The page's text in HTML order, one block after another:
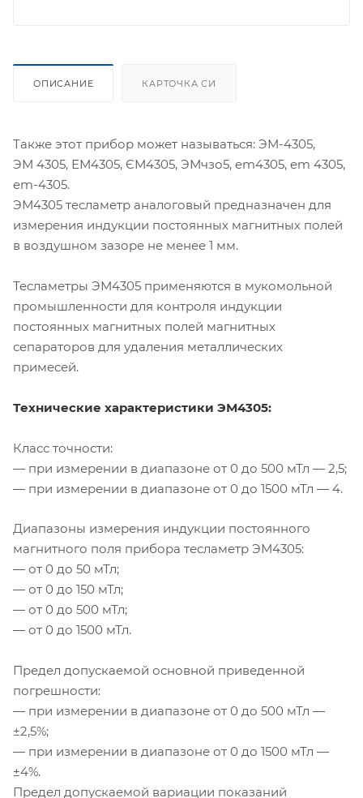
ОПИСАНИЕ КАРТОЧКА СИ
Также этот прибор может называться: ЭМ-4305,
ЭМ 4305, ЕМ4305, ЄМ4305, ЭМчзо5, em4305, em 4305,
em-4305.
ЭМ4305 тесламетр аналоговый предназначен для
измерения индукции постоянных магнитных полей
в воздушном зазоре не менее 1 мм.
Тесламетры ЭМ4305 применяются в мукомольной
промышленности для контроля индукции
постоянных магнитных полей магнитных
сепараторов для удаления металлических
примесей.
Технические характеристики ЭМ4305:
Класс точности:
— при измерении в диапазоне от 0 до 500 мТл — 2,5;
— при измерении в диапазоне от 0 до 1500 мТл — 4.
Диапазоны измерения индукции постоянного
магнитного поля прибора тесламетр ЭМ4305:
— от 0 до 50 мТл;
— от 0 до 150 мТл;
— от 0 до 500 мТл;
— от 0 до 1500 мТл.
Предел допускаемой основной приведенной
погрешности:
— при измерении в диапазоне от 0 до 500 мТл —
±2,5%;
— при измерении в диапазоне от 0 до 1500 мТл —
±4%.
Предел допускаемой вариации показаний